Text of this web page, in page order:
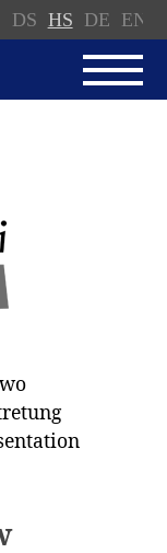
DS HS DE EN